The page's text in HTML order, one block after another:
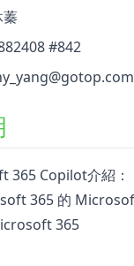
蓁
#842
365 Copilot介紹：
365 的
365